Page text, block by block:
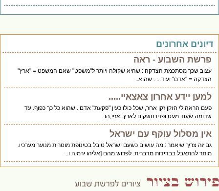
אחרונים
פרשת השבוע - ראה
עצוב שכך מסתכמת הצדקה : שהיא שקולה ויותר ל"משפט" שאם המשפט = "ארץ"
הצדקה = "אדם" ועוד... . שהוא..
למען יידע אחרון צאצאיי.....
פעם הראה לי הזקן זקן אחר, שכל כולו כעין "פקעת" אדם . שהוא כל כך כפוף. עד
שדומה שעוד מעט ופניו נושקים לארץ. אזיי,הו..
אין מסלול עוקף עם ישראל
גם זה צריך שיאמר : מה עושים כשעם ישראל טובל בטינופת מוסרית מנוער מערכיו.
מותר להתאבל בבדידות מדברית. לפרוש מהם [אליהו ירמיה ו..